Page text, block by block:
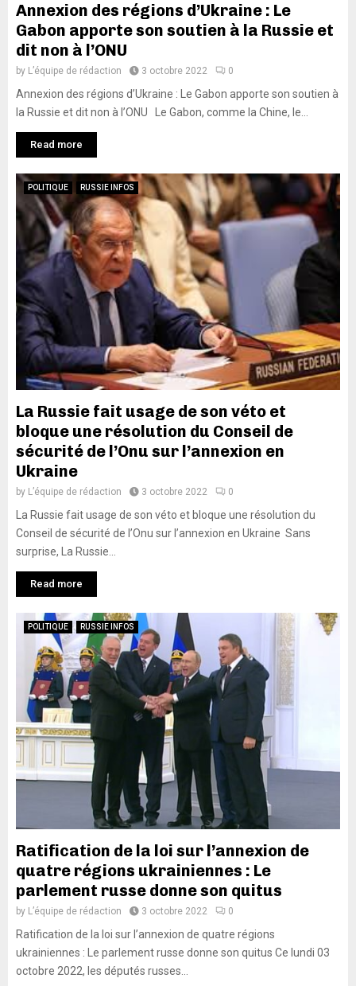
Annexion des régions d’Ukraine : Le
Gabon apporte son soutien à la Russie et
dit non à l’ONU
by L’équipe de rédaction 3 octobre 2022 0
Annexion des régions d’Ukraine : Le Gabon apporte son soutien à
la Russie et dit non à l’ONU Le Gabon, comme la Chine, le...
Read more
POLITIQUE RUSSIE INFOS
La Russie fait usage de son véto et
bloque une résolution du Conseil de
sécurité de l’Onu sur l’annexion en
Ukraine
by L’équipe de rédaction 3 octobre 2022 0
La Russie fait usage de son véto et bloque une résolution du
Conseil de sécurité de l’Onu sur l’annexion en Ukraine Sans
surprise, La Russie...
Read more
POLITIQUE RUSSIE INFOS
Ratification de la loi sur l’annexion de
quatre régions ukrainiennes : Le
parlement russe donne son quitus
by L’équipe de rédaction 3 octobre 2022 0
Ratification de la loi sur l’annexion de quatre régions
ukrainiennes : Le parlement russe donne son quitus Ce lundi 03
octobre 2022, les députés russes...